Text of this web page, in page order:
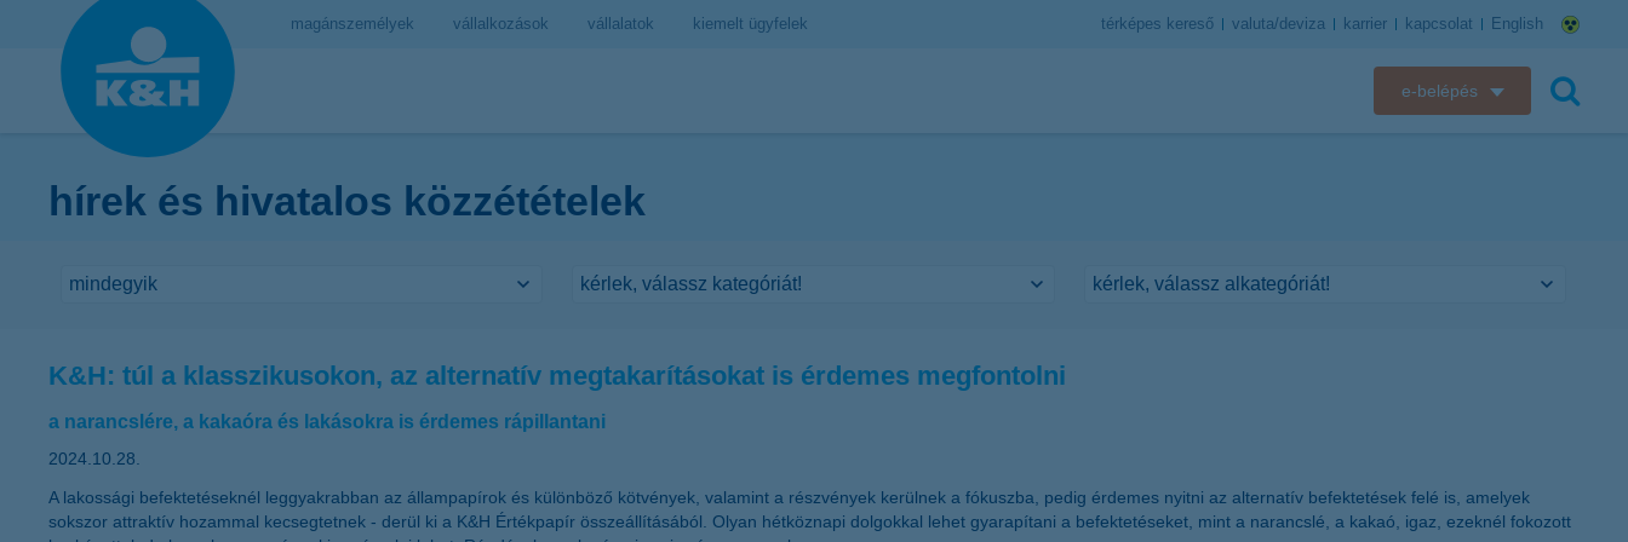
magánszemélyek vállalkozások vállalatok kiemelt ügyfelek térképes kereső valuta/deviza karrier kapcsolat English
e-belépés
K&H e-kártyafelület
hírek és hivatalos közzétételek
K&H: túl a klasszikusokon, az alternatív megtakarításokat is érdemes megfontolni
a narancslére, a kakaóra és lakásokra is érdemes rápillantani
2024.10.28.
A lakossági befektetéseknél leggyakrabban az állampapírok és különböző kötvények, valamint a részvények kerülnek a fókuszba, pedig érdemes nyitni az alternatív befektetések felé is, amelyek
sokszor attraktív hozammal kecsegtetnek - derül ki a K&H Értékpapír összeállításából. Olyan hétköznapi dolgokkal lehet gyarapítani a befektetéseket, mint a narancslé, a kakaó, igaz, ezeknél fokozott